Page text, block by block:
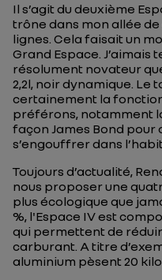
Il s’agit du deuxième
trône dans mon allée de
lignes. Cela faisait un
Grand Espace.
résolument novateur
2,2l, noir dynamique.
certainement la
préférons, notamment
façon James Bond pour
s’engouffrer dans
Toujours d’actualité,
nous proposer une
plus écologique que
%, l'Espace IV est
qui permettent de
carburant. A titre
aluminium pèsent 20